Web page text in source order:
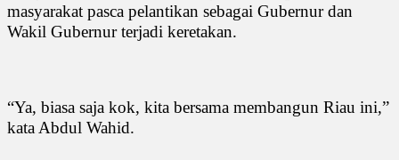
masyarakat pasca pelantikan sebagai Gubernur dan
Wakil Gubernur terjadi keretakan.
“Ya, biasa saja kok, kita bersama membangun Riau ini,”
kata Abdul Wahid.